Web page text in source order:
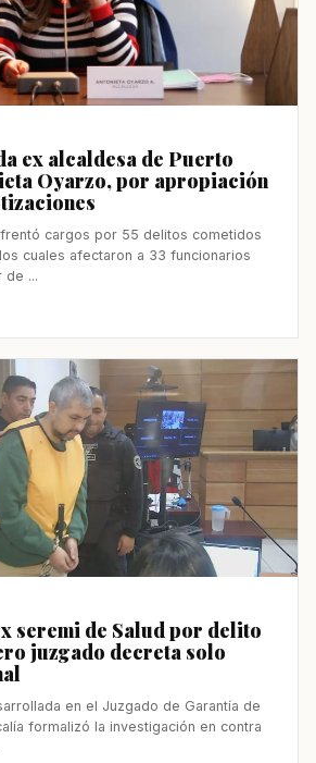
ex alcaldesa de Puerto
Oyarzo, por apropiación
cargos por 55 delitos cometidos
cuales afectaron a 33 funcionarios
de ...
seremi de Salud por delito
juzgado decreta solo
en el Juzgado de Garantía de
formalizó la investigación en contra